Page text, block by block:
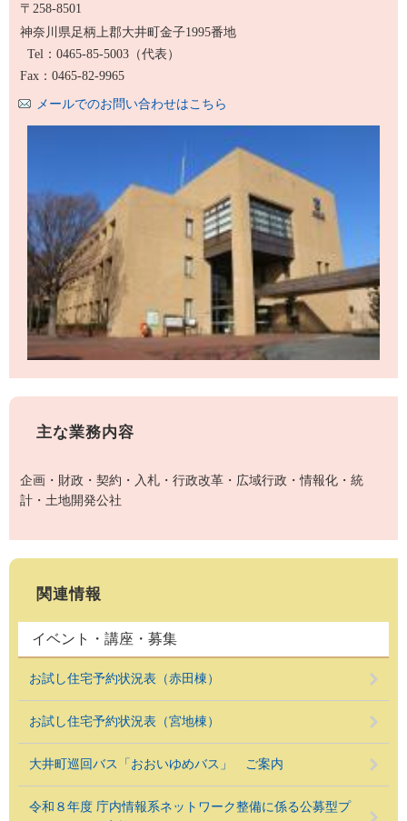
〒258-8501
神奈川県足柄上郡大井町金子1995番地
Tel：0465-85-5003 （代表）
Fax：0465-82-9965
メールでのお問い合わせはこちら
主な業務内容
企画・財政・契約・入札・行政改革・広域行政・情報化・統
計・土地開発公社
関連情報
イベント・講座・募集
お試し住宅予約状況表（赤田棟）
お試し住宅予約状況表（宮地棟）
大井町巡回バス「おおいゆめバス」 ご案内
令和８年度 庁内情報系ネットワーク整備に係る公募型プ